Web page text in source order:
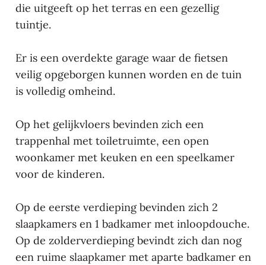
die uitgeeft op het terras en een gezellig
tuintje.
Er is een overdekte garage waar de fietsen
veilig opgeborgen kunnen worden en de tuin
is volledig omheind.
Op het gelijkvloers bevinden zich een
trappenhal met toiletruimte, een open
woonkamer met keuken en een speelkamer
voor de kinderen.
Op de eerste verdieping bevinden zich 2
slaapkamers en 1 badkamer met inloopdouche.
Op de zolderverdieping bevindt zich dan nog
een ruime slaapkamer met aparte badkamer en